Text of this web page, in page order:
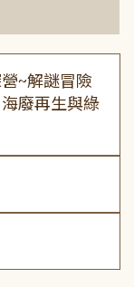
~解謎冒險
廢再生與綠